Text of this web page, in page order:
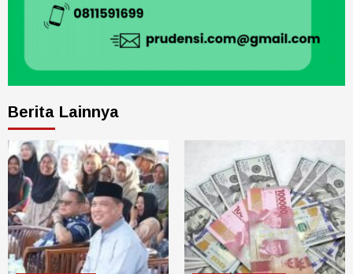
Berita Lainnya